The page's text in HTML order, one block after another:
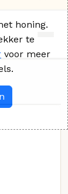
honing.
te
voor meer